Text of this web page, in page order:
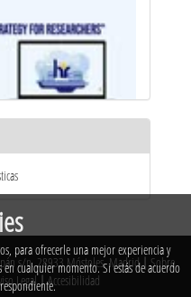
Human
s/n. 28933 Móstoles. Madrid| Sobre
Legal |Accesibilidad
para ofrecerle una mejor experiencia y
cualquier momento. Si estás de acuerdo